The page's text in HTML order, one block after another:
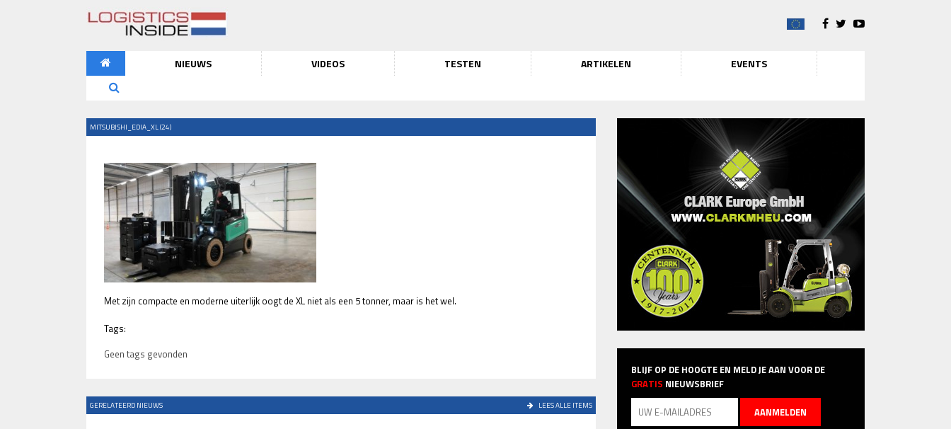
NIEUWS VIDEOS TESTEN ARTIKELEN EVENTS
MITSUBISHI_EDIA_XL (24)
Met zijn compacte en moderne uiterlijk oogt de XL niet als een 5 tonner, maar is het wel.
Tags:
Geen tags gevonden
GERELATEERD NIEUWS LEES ALLE ITEMS
BLIJF OP DE HOOGTE EN MELD JE AAN VOOR DE
GRATIS NIEUWSBRIEF